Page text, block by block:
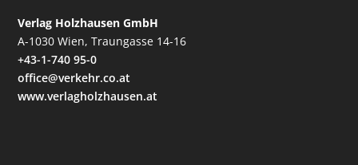
Verlag Holzhausen GmbH
A-1030 Wien, Traungasse 14-16
+43-1-740 95-0
office@verkehr.co.at
www.verlagholzhausen.at